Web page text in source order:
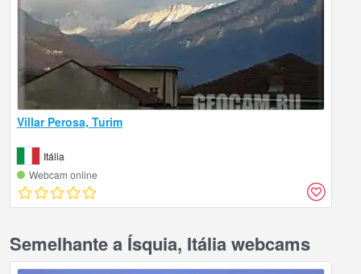
Villar Perosa, Turim
Itália
Webcam online
Semelhante a Ísquia, Itália webcams